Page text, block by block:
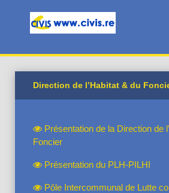
Direction de l’Habitat & du
Présentation de la Direction de
Foncier
Présentation du PLH-PILHI
Pôle Intercommunal de Lutte